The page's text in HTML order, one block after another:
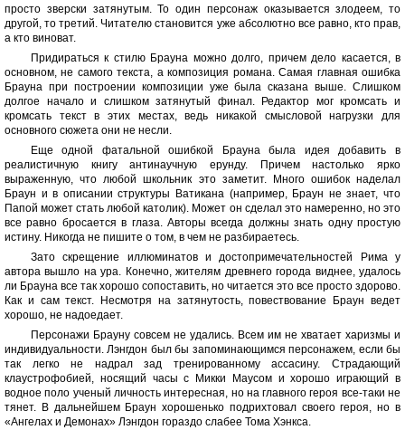
просто зверски затянутым. То один персонаж оказывается злодеем, то
другой, то третий. Читателю становится уже абсолютно все равно, кто прав,
а кто виноват.
Придираться к стилю Брауна можно долго, причем дело касается, в
основном, не самого текста, а композиция романа. Самая главная ошибка
Брауна при построении композиции уже была сказана выше. Слишком
долгое начало и слишком затянутый финал. Редактор мог кромсать и
кромсать текст в этих местах, ведь никакой смысловой нагрузки для
основного сюжета они не несли.
Еще одной фатальной ошибкой Брауна была идея добавить в
реалистичную книгу антинаучную ерунду. Причем настолько ярко
выраженную, что любой школьник это заметит. Много ошибок наделал
Браун и в описании структуры Ватикана (например, Браун не знает, что
Папой может стать любой католик). Может он сделал это намеренно, но это
все равно бросается в глаза. Авторы всегда должны знать одну простую
истину. Никогда не пишите о том, в чем не разбираетесь.
Зато скрещение иллюминатов и достопримечательностей Рима у
автора вышло на ура. Конечно, жителям древнего города виднее, удалось
ли Брауна все так хорошо сопоставить, но читается это все просто здорово.
Как и сам текст. Несмотря на затянутость, повествование Браун ведет
хорошо, не надоедает.
Персонажи Брауну совсем не удались. Всем им не хватает харизмы и
индивидуальности. Лэнгдон был бы запоминающимся персонажем, если бы
так легко не надрал зад тренированному ассасину. Страдающий
клаустрофобией, носящий часы с Микки Маусом и хорошо играющий в
водное поло ученый личность интересная, но на главного героя все-таки не
тянет. В дальнейшем Браун хорошенько подрихтовал своего героя, но в
«Ангелах и Демонах» Лэнгдон гораздо слабее Тома Хэнкса.